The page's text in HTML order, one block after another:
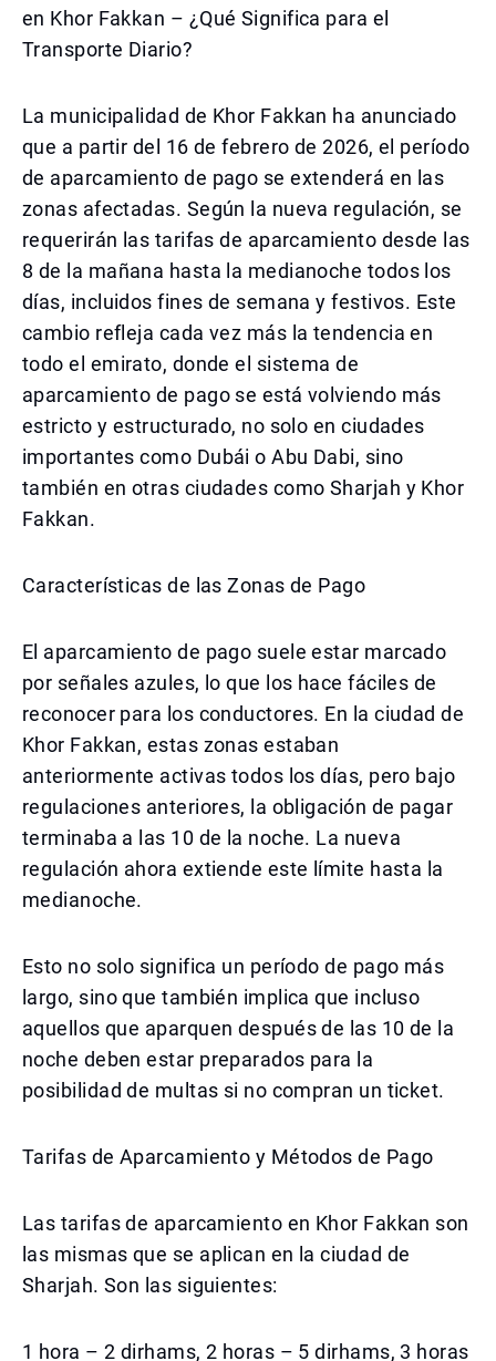
en Khor Fakkan – ¿Qué Significa para el
Transporte Diario?
La municipalidad de Khor Fakkan ha anunciado
que a partir del 16 de febrero de 2026, el período
de aparcamiento de pago se extenderá en las
zonas afectadas. Según la nueva regulación, se
requerirán las tarifas de aparcamiento desde las
8 de la mañana hasta la medianoche todos los
días, incluidos fines de semana y festivos. Este
cambio refleja cada vez más la tendencia en
todo el emirato, donde el sistema de
aparcamiento de pago se está volviendo más
estricto y estructurado, no solo en ciudades
importantes como Dubái o Abu Dabi, sino
también en otras ciudades como Sharjah y Khor
Fakkan.
Características de las Zonas de Pago
El aparcamiento de pago suele estar marcado
por señales azules, lo que los hace fáciles de
reconocer para los conductores. En la ciudad de
Khor Fakkan, estas zonas estaban
anteriormente activas todos los días, pero bajo
regulaciones anteriores, la obligación de pagar
terminaba a las 10 de la noche. La nueva
regulación ahora extiende este límite hasta la
medianoche.
Esto no solo significa un período de pago más
largo, sino que también implica que incluso
aquellos que aparquen después de las 10 de la
noche deben estar preparados para la
posibilidad de multas si no compran un ticket.
Tarifas de Aparcamiento y Métodos de Pago
Las tarifas de aparcamiento en Khor Fakkan son
las mismas que se aplican en la ciudad de
Sharjah. Son las siguientes:
1 hora – 2 dirhams, 2 horas – 5 dirhams, 3 horas